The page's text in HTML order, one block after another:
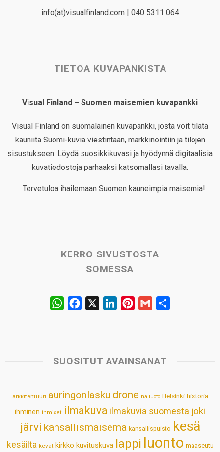
info(at)visualfinland.com | 040 5311 064
TIETOA KUVAPANKISTA
Visual Finland – Suomen maisemien kuvapankki
Visual Finland on suomalainen kuvapankki, josta voit tilata
kauniita Suomi-kuvia viestintään, markkinointiin ja tilojen
sisustukseen. Löydä suosikkikuvasi ja hyödynnä digitaalisia
kuvatiedostoja parhaaksi katsomallasi tavalla.
Tervetuloa ihailemaan Suomen kauneimpia maisemia!
KERRO SIVUSTOSTA
SOMESSA
W
s
p
b
k
e
n
e
s
t
l
SUOSITUT AVAINSANAT
arkkitehtuuri auringonlasku drone hailuoto Helsinki historia
ihminen ihmiset ilmakuva ilmakuvia suomesta joki
järvi kansallismaisema kansallispuisto kesä
kesäilta kevät kirkko kuvituskuva lappi luonto maaseutu